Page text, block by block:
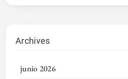
Archives
junio 2026